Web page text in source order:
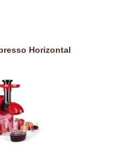
Horizontal